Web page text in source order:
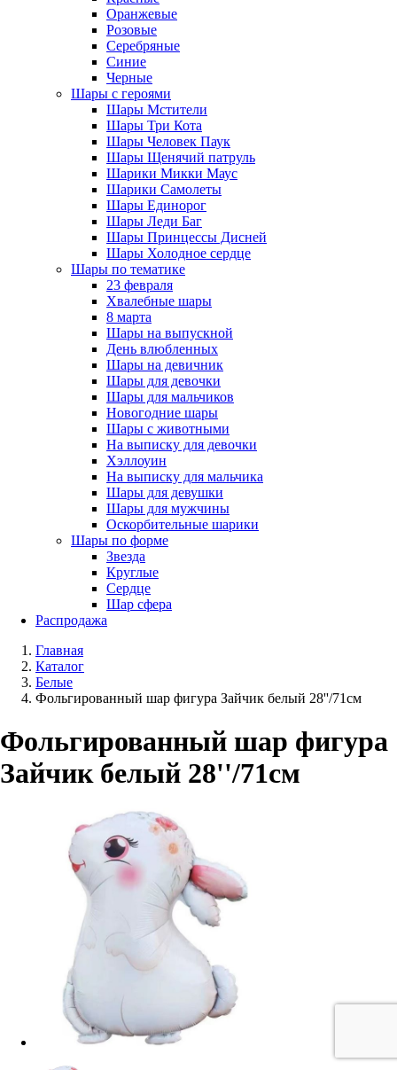
Оранжевые
Розовые
Серебряные
Синие
Черные
Шары с героями
Шары Мстители
Шары Три Кота
Шары Человек Паук
Шары Щенячий патруль
Шарики Микки Маус
Шарики Самолеты
Шары Единорог
Шары Леди Баг
Шары Принцессы Дисней
Шары Холодное сердце
Шары по тематике
23 февраля
Хвалебные шары
8 марта
Шары на выпускной
День влюбленных
Шары на девичник
Шары для девочки
Шары для мальчиков
Новогодние шары
Шары с животными
На выписку для девочки
Хэллоуин
На выписку для мальчика
Шары для девушки
Шары для мужчины
Оскорбительные шарики
Шары по форме
Звезда
Круглые
Сердце
Шар сфера
Распродажа
Главная
Каталог
Белые
Фольгированный шар фигура Зайчик белый 28''/71см
Фольгированный шар фигура
Зайчик белый 28''/71см